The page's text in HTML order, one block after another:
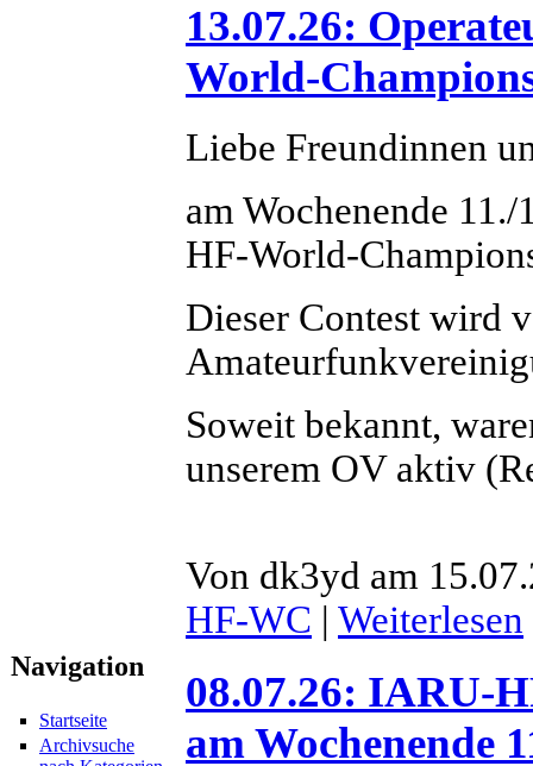
Navigation
Startseite
Archivsuche
13.07.26:
World-
Liebe Freundinnen
am Wochenende
HF-World-
Dieser Contest wird
Soweit bekannt,
unserem OV aktiv
Von dk3yd am
HF-WC | Weiterlesen
08.07.26: IARU-
am Wochenende